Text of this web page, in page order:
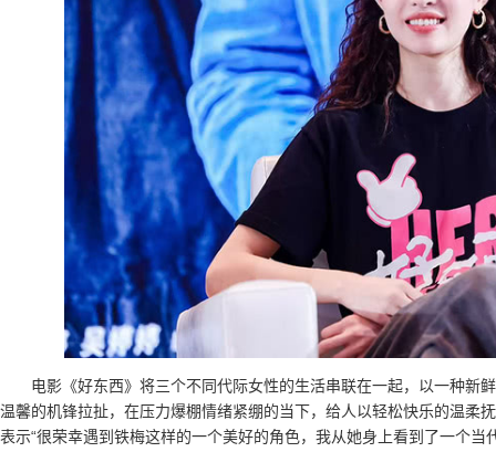
电影《好东西》将三个不同代际女性的生活串联在一起，以一种新
温馨的机锋拉扯，在压力爆棚情绪紧绷的当下，给人以轻松快乐的温柔
表示“很荣幸遇到铁梅这样的一个美好的角色，我从她身上看到了一个